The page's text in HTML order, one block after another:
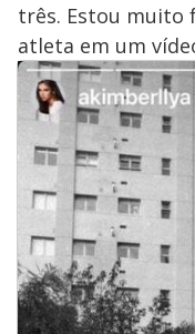
três. Estou muito
atleta em um